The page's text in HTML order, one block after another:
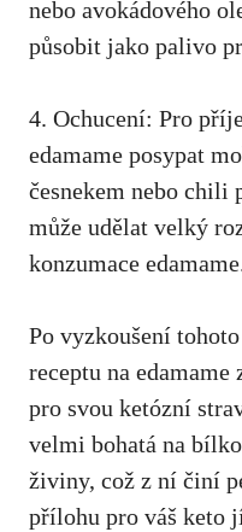
nebo avokádového
působit jako palivo
4. Ochucení: Pro
edamame posypat
česnekem ⁢nebo chili
může udělat velký‌
konzumace
Po vyzkoušení
receptu na edamame
pro svou ketózní
velmi bohatá na
živiny, což z ní činí
přílohu pro váš keto